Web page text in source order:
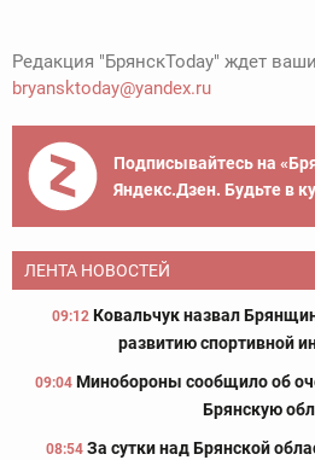
Редакция "БрянскToday" ждет
bryansktoday@yandex.ru
Подписывайтесь на
Яндекс.Дзен. Будьте в
ЛЕНТА НОВОСТЕЙ
09:12 Ковальчук назвал
развитию спортивной
09:04 Минобороны сообщило об
Брянскую
08:54 За сутки над Брянской